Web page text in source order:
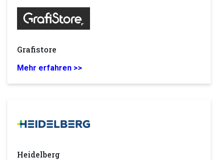
Grafistore
Mehr erfahren >>
Heidelberg